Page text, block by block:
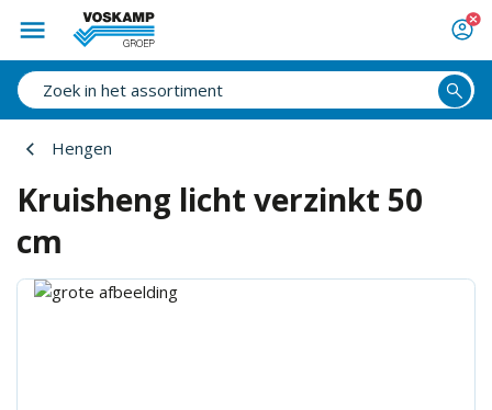
Hengen
Kruisheng licht verzinkt 50
cm